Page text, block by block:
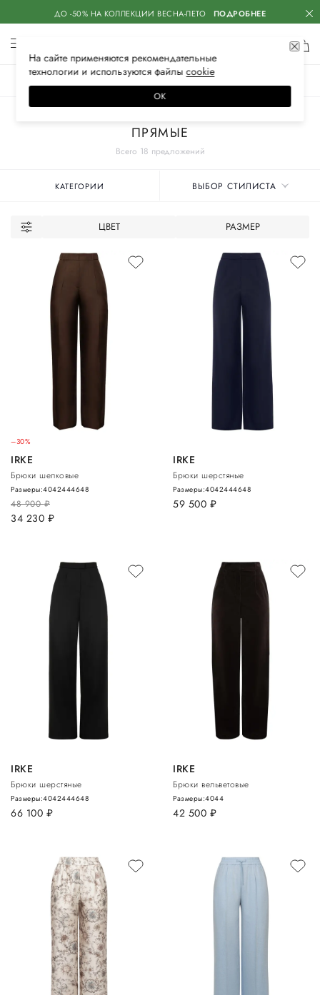
ДО -50% НА КОЛЛЕКЦИИ ВЕСНА-ЛЕТО ПОДРОБНЕЕ
Всего 18 предложений
ПРЯМЫЕ
КАТЕГОРИИ ВЫБОР СТИЛИСТА
ЦВЕТ РАЗМЕР
–30%
IRKE
Брюки шелковые
48 900руб.
34 230 руб.
Размеры:4042444648
IRKE
Брюки шерстяные
59 500 руб.
Размеры:4042444648
IRKE
Брюки шерстяные
66 100 руб.
Размеры:4042444648
IRKE
Брюки вельветовые
42 500 руб.
Размеры:4044
На сайте применяются рекомендательные
технологии и используются файлысооkiе
ОК